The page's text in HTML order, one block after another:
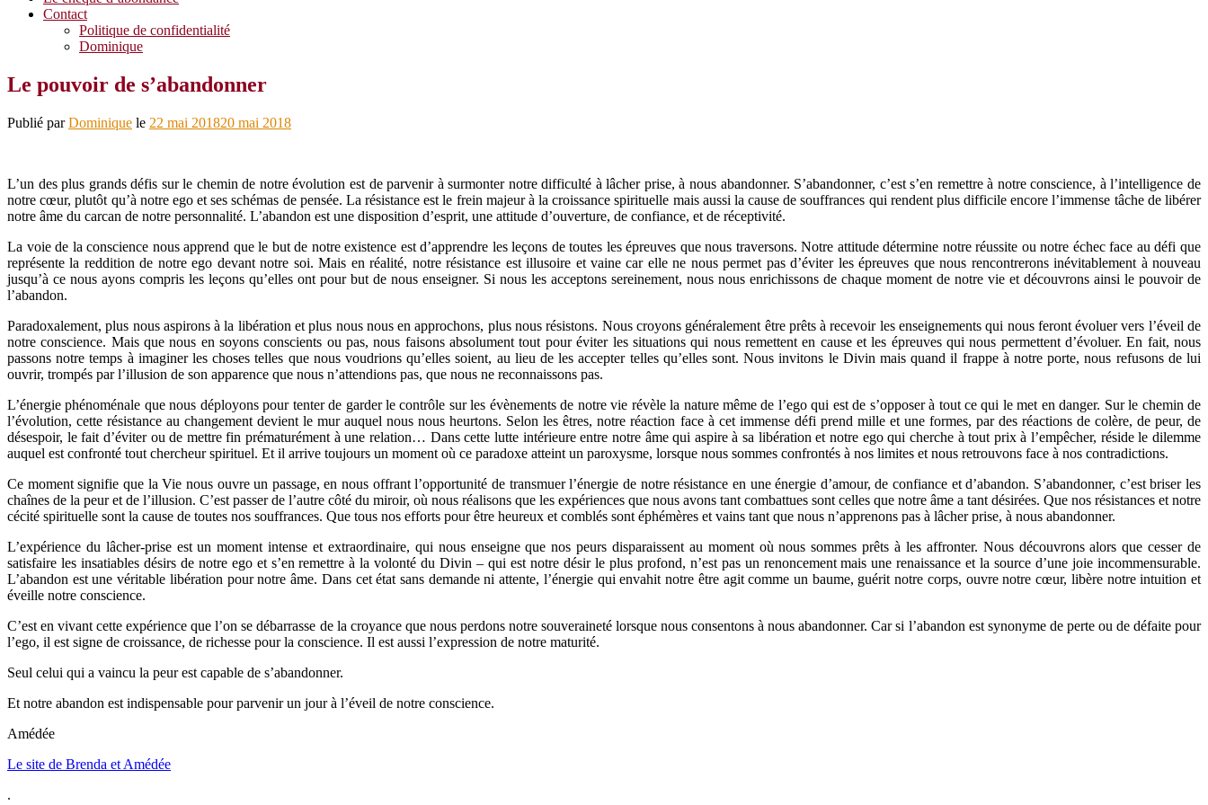
Contact
Politique de confidentialité
Dominique
Le pouvoir de s’abandonner
Publié parDominique le 22 mai 201820 mai 2018
L’un des plus grands défis sur le chemin de notre évolution est de parvenir à surmonter notre difficulté à lâcher prise, à nous abandonner. S’abandonner, c’est s’en remettre à notre conscience, à l’intelligence de
notre cœur, plutôt qu’à notre ego et ses schémas de pensée. La résistance est le frein majeur à la croissance spirituelle mais aussi la cause de souffrances qui rendent plus difficile encore l’immense tâche de libérer
notre âme du carcan de notre personnalité. L’abandon est une disposition d’esprit, une attitude d’ouverture, de confiance, et de réceptivité.
La voie de la conscience nous apprend que le but de notre existence est d’apprendre les leçons de toutes les épreuves que nous traversons. Notre attitude détermine notre réussite ou notre échec face au défi que
représente la reddition de notre ego devant notre soi. Mais en réalité, notre résistance est illusoire et vaine car elle ne nous permet pas d’éviter les épreuves que nous rencontrerons inévitablement à nouveau
jusqu’à ce nous ayons compris les leçons qu’elles ont pour but de nous enseigner. Si nous les acceptons sereinement, nous nous enrichissons de chaque moment de notre vie et découvrons ainsi le pouvoir de
l’abandon.
Paradoxalement, plus nous aspirons à la libération et plus nous nous en approchons, plus nous résistons. Nous croyons généralement être prêts à recevoir les enseignements qui nous feront évoluer vers l’éveil de
notre conscience. Mais que nous en soyons conscients ou pas, nous faisons absolument tout pour éviter les situations qui nous remettent en cause et les épreuves qui nous permettent d’évoluer. En fait, nous
passons notre temps à imaginer les choses telles que nous voudrions qu’elles soient, au lieu de les accepter telles qu’elles sont. Nous invitons le Divin mais quand il frappe à notre porte, nous refusons de lui
ouvrir, trompés par l’illusion de son apparence que nous n’attendions pas, que nous ne reconnaissons pas.
L’énergie phénoménale que nous déployons pour tenter de garder le contrôle sur les évènements de notre vie révèle la nature même de l’ego qui est de s’opposer à tout ce qui le met en danger. Sur le chemin de
l’évolution, cette résistance au changement devient le mur auquel nous nous heurtons. Selon les êtres, notre réaction face à cet immense défi prend mille et une formes, par des réactions de colère, de peur, de
désespoir, le fait d’éviter ou de mettre fin prématurément à une relation… Dans cette lutte intérieure entre notre âme qui aspire à sa libération et notre ego qui cherche à tout prix à l’empêcher, réside le dilemme
auquel est confronté tout chercheur spirituel. Et il arrive toujours un moment où ce paradoxe atteint un paroxysme, lorsque nous sommes confrontés à nos limites et nous retrouvons face à nos contradictions.
Ce moment signifie que la Vie nous ouvre un passage, en nous offrant l’opportunité de transmuer l’énergie de notre résistance en une énergie d’amour, de confiance et d’abandon. S’abandonner, c’est briser les
chaînes de la peur et de l’illusion. C’est passer de l’autre côté du miroir, où nous réalisons que les expériences que nous avons tant combattues sont celles que notre âme a tant désirées. Que nos résistances et notre
cécité spirituelle sont la cause de toutes nos souffrances. Que tous nos efforts pour être heureux et comblés sont éphémères et vains tant que nous n’apprenons pas à lâcher prise, à nous abandonner.
L’expérience du lâcher-prise est un moment intense et extraordinaire, qui nous enseigne que nos peurs disparaissent au moment où nous sommes prêts à les affronter. Nous découvrons alors que cesser de
satisfaire les insatiables désirs de notre ego et s’en remettre à la volonté du Divin – qui est notre désir le plus profond, n’est pas un renoncement mais une renaissance et la source d’une joie incommensurable.
L’abandon est une véritable libération pour notre âme. Dans cet état sans demande ni attente, l’énergie qui envahit notre être agit comme un baume, guérit notre corps, ouvre notre cœur, libère notre intuition et
éveille notre conscience.
C’est en vivant cette expérience que l’on se débarrasse de la croyance que nous perdons notre souveraineté lorsque nous consentons à nous abandonner. Car si l’abandon est synonyme de perte ou de défaite pour
l’ego, il est signe de croissance, de richesse pour la conscience. Il est aussi l’expression de notre maturité.
Seul celui qui a vaincu la peur est capable de s’abandonner.
Et notre abandon est indispensable pour parvenir un jour à l’éveil de notre conscience.
Amédée
Le site de Brenda et Amédée
.